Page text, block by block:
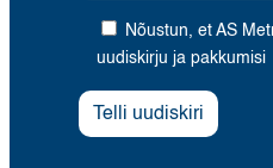
Nõustun, et AS
uudiskirju ja pakkumisi